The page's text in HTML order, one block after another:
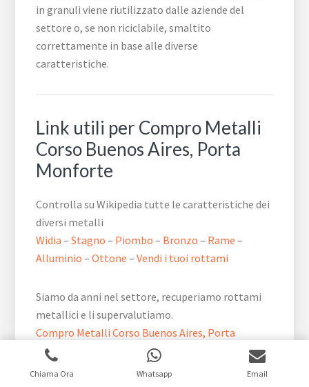
in granuli viene riutilizzato dalle aziende del
settore o, se non riciclabile, smaltito
correttamente in base alle diverse
caratteristiche.
Link utili per Compro Metalli ​
Corso Buenos Aires,​ Porta
Monforte
Controlla su Wikipedia tutte le caratteristiche dei
diversi metalli
Widia –Stagno – Piombo – Bronzo – Rame –
Alluminio –Ottone –Vendi i tuoi rottami
Siamo da anni nel settore, recuperiamo rottami
metallici e li supervalutiamo.
Compro Metalli ​Corso Buenos Aires,​ Porta
Monforte
: Recupero Metalli Milano. Recupero e
Compro Rame. Acquistiamo Stagno – Piombo –
Chiama Ora Whatsapp Email